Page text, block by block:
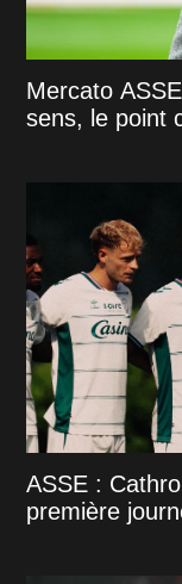
Mercato
sens, le point
ASSE :
première